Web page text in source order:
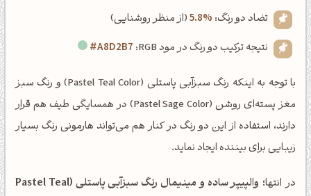
تضاد دو رنگ: 5.8%(از منظر روشنایی)
نتیجه ترکیب دو رنگ در مود RGB:
#A8D2B7
با توجه به اینکه رنگ سبزآبی پاستلی (Pastel Teal Color) و رنگ سبز
مغز پسته‌ای روشن (Pastel Sage Color) در همسایگی طیف هم قرار
دارند، استفاده از این دو رنگ در کنار هم می‌تواند هارمونی رنگ بسیار
زیبایی برای بیننده ایجاد نماید.
در انتها؛
والپیپر ساده و مینیمال رنگ سبزآبی پاستلی (Pastel Teal